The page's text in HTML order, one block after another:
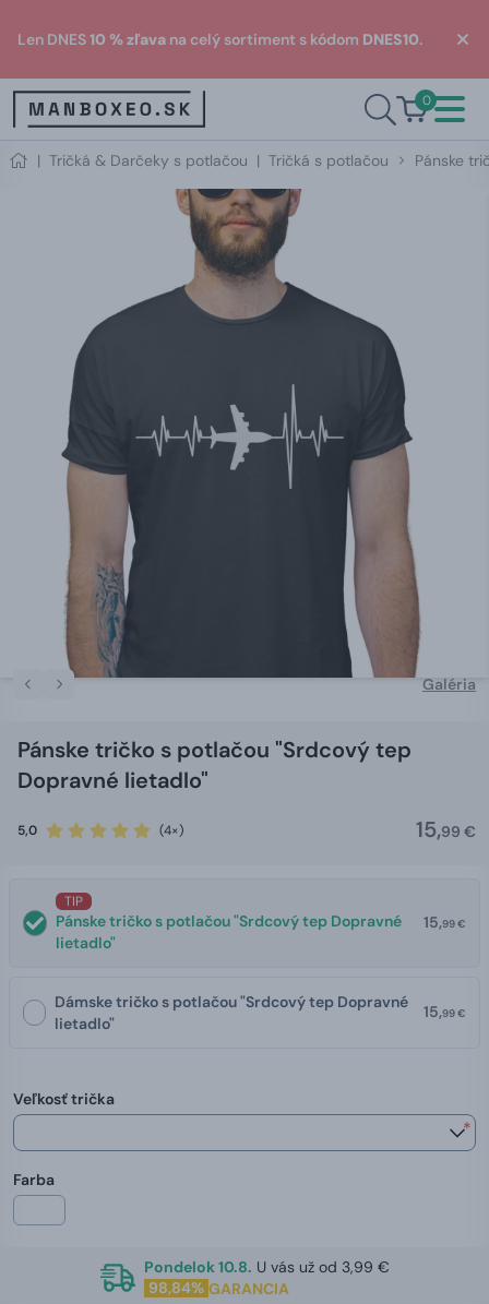
Len DNES10 % zľava na celý sortiment s kódom DNES10.
0
| Tričká & Darčeky s potlačou | Tričká s potlačou Pánske
Galéria
Pánske tričko s potlačou "Srdcový tep
Dopravné lietadlo"
5,0 (4×) 15,99 €
TIP
Pánske tričko s potlačou "Srdcový tep Dopravné
lietadlo"
15,99 €
Dámske tričko s potlačou "Srdcový tep Dopravné
lietadlo"
15,99 €
Veľkosť trička
*
Farba
Pondelok 10.8. U vás už od 3,99 €
98,84% GARANCIA